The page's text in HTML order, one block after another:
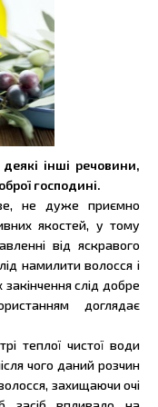
інші речовини,
господині.
не дуже приємно
якостей, у тому
від яскравого
намилити волосся і
закінчення слід добре
доглядає
теплої чистої води
чого даний розчин
захищаючи очі